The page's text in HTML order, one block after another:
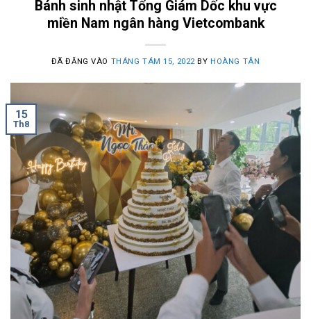
Bánh sinh nhật Tổng Giám Dốc khu vực
miền Nam ngân hàng Vietcombank
ĐÃ ĐĂNG VÀO THÁNG TÁM 15, 2022BYHOÀNG TÂN
15
Th8